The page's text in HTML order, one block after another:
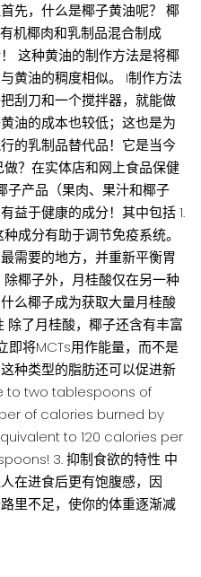
先，什么是椰子黄油呢？ 椰
机椰肉和乳制品混合制成
这种黄油的制作方法是将椰
黄油的稠度相似。 I制作方法
刮刀和一个搅拌器，就能做
油的成本也较低；这也是为
的乳制品替代品！它是当今
？在实体店和网上食品保健
子产品（果肉、果汁和椰子
益于健康的成分！其中包括 1.
成分有助于调节免疫系统。
需要的地方，并重新平衡胃
椰子外，月桂酸仅在另一种
么椰子成为获取大量月桂酸
除了月桂酸，椰子还含有丰富
即将MCTs用作能量，而不是
种类型的脂肪还可以促进新
to two tablespoons of
of calories burned by
to 120 calories per
3. 抑制食欲的特性 中
在进食后更有饱腹感，因
里不足，使你的体重逐渐减